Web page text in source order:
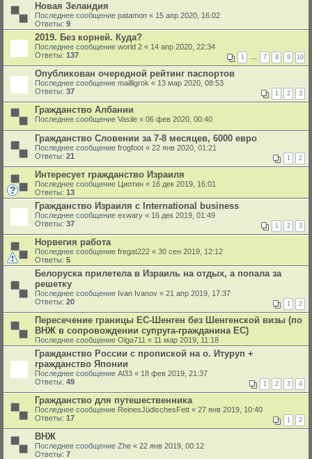
Новая Зеландия
Последнее сообщение patamon « 15 апр 2020, 16:02
Ответы: 9
2019. Без корней. Куда?
Последнее сообщение world 2 « 14 апр 2020, 22:34
Ответы: 137 1 … 7 8 9 10
Опубликован очередной рейтинг паспортов
Последнее сообщение mailligrok « 13 мар 2020, 08:53
Ответы: 37 1 2 3
Гражданство Албании
Последнее сообщение Vasile « 06 фев 2020, 00:40
Гражданство Словении за 7-8 месяцев, 6000 евро
Последнее сообщение frogfoot « 22 янв 2020, 01:21
Ответы: 21 1 2
Интересует гражданство Израиля
Последнее сообщение Циотин « 16 дек 2019, 16:01
Ответы: 13
Гражданство Израиля с International business
Последнее сообщение exwary « 16 дек 2019, 01:49
Ответы: 37 1 2 3
Норвегия работа
Последнее сообщение fregat222 « 30 сен 2019, 12:12
Ответы: 5
Белоруска прилетела в Израиль на отдых, а попала за
решетку
Последнее сообщение Ivan Ivanov « 21 апр 2019, 17:37
Ответы: 20 1 2
Пересечение границы ЕС-Шенген без Шенгенской визы (по
ВНЖ в сопровождении супруга-гражданина ЕС)
Последнее сообщение Olga711 « 11 мар 2019, 11:18
Гражданство России с пропиской на о. Итуруп +
гражданство Японии
Последнее сообщение Al33 « 18 фев 2019, 21:37
Ответы: 49 1 2 3 4
Гражданство для путешественника
Последнее сообщение ReinesJüdischesFett « 27 янв 2019, 10:40
Ответы: 17 1 2
ВНЖ
Последнее сообщение Zhe « 22 янв 2019, 00:12
Ответы: 7